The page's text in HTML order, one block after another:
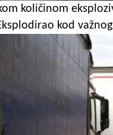
količinom
kod